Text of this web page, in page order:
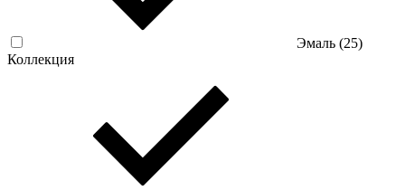
Эмаль (25)
Коллекция